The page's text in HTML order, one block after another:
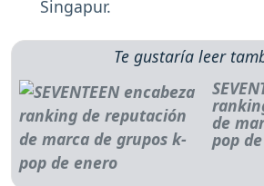
Singapur.
Te gustaría leer
de
pop